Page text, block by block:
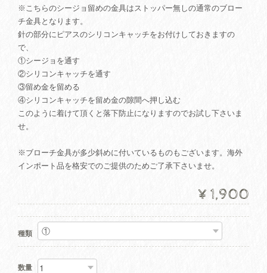
※こちらのシージョ留めの金具はストッパー無しの通常のブロー
チ金具となります。
針の部分にピアスのシリコンキャッチをお付けしておきますの
で、
①シージョを通す
②シリコンキャッチを通す
③留め金を留める
④シリコンキャッチを留め金の隙間へ押し込む
このように着けて頂くと落下防止になりますのでお試し下さいま
せ。
※ブローチ金具が多少斜めに付いているものもございます。海外
インポート品を格安でのご提供のためご了承下さいませ。
¥1,900
種類
数量